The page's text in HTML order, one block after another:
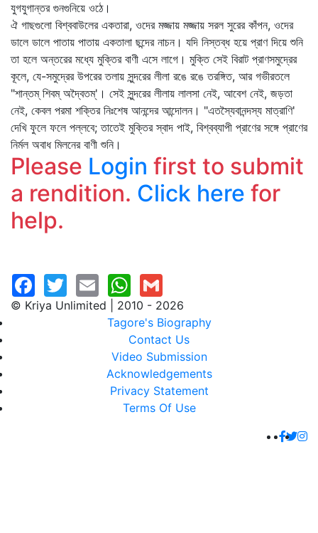
যুগযুগান্তর গুনগুনিয়ে ওঠে।
ঐ গাছগুলো বিশ্ববাউলের একতারা, ওদের মজ্জায় মজ্জায় সরল সুরের কাঁপন, ওদের
ডালে ডালে পাতায় পাতায় একতালা ছন্দের নাচন। যদি নিস্তব্ধ হয়ে প্রাণ দিয়ে শুনি
তা হলে অন্তরের মধ্যে মুক্তির বাণী এসে লাগে। মুক্তি সেই বিরাট প্রাণসমুদ্রের
কূলে, যে-সমুদ্রের উপরের তলায় সুন্দরের লীলা রঙে রঙে তরঙ্গিত, আর গভীরতলে
"শান্তম্‌ শিবম্‌ অদ্বৈতম্‌'। সেই সুন্দরের লীলায় লালসা নেই, আবেশ নেই, জড়তা
নেই, কেবল পরমা শক্তির নিঃশেষ আনন্দের আন্দোলন। "এতস্যৈবানন্দস্য মাত্রাণি'
দেখি ফুলে ফলে পল্লবে; তাতেই মুক্তির স্বাদ পাই, বিশ্বব্যাপী প্রাণের সঙ্গে প্রাণের
নির্মল অবাধ মিলনের বাণী শুনি।
Please Login first to submit
a rendition. Click here for
help.
© Kriya Unlimited | 2010 - 2026
Tagore's Biography
Contact Us
Video Submission
Acknowledgements
Privacy Statement
Terms Of Use